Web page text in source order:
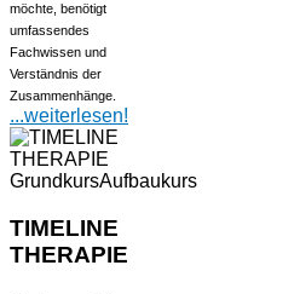
möchte, benötigt
umfassendes
Fachwissen und
Verständnis der
Zusammenhänge.
...weiterlesen!
TIMELINE
THERAPIE